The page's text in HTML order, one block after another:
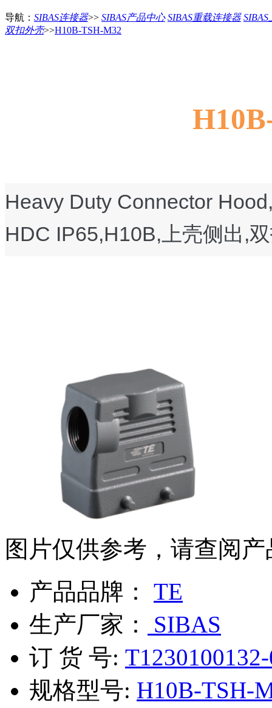
导航： SIBAS连接器>> SIBAS产品中心 SIBAS重载连接器
双扣外壳>>H10B-TSH-M32
Heavy Duty Connector
HDC IP65,H10B,上壳侧出,
图片仅供参考，请查阅
产品品牌：
TE
生产厂家：
SIBAS
订 货 号:
规格型号: H10B-TSH-